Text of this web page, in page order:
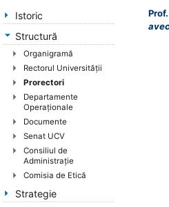
Istoric
Structură
Organigramă
Rectorul Universităţii
Prorectori
Departamente
Operaționale
Documente
Senat UCV
Consiliul de
Administrație
Comisia de Etică
Strategie